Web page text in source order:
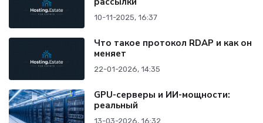
10-11-2025, 16:37
Что такое протокол RDAP и как он
меняет
22-01-2026, 14:35
GPU-серверы и ИИ-мощности:
реальный
13-03-2026, 16:32